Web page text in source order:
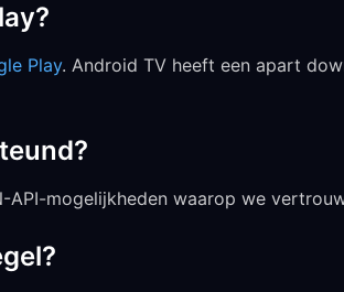
Play. Android TV heeft een apart
mogelijkheden waarop we